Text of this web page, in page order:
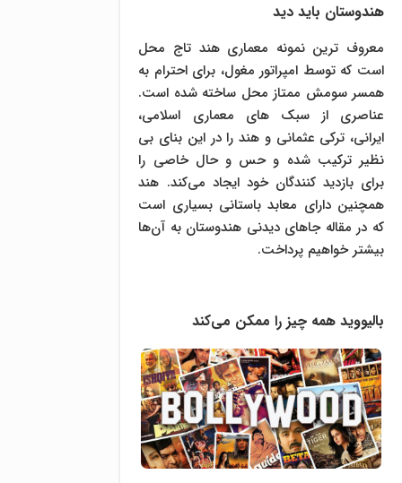
هندوستان باید دید
معروف ترین نمونه معماری هند تاج محل
است که توسط امپراتور مغول، برای احترام به
همسر سومش ممتاز محل ساخته شده است.
عناصری از سبک های معماری اسلامی،
ایرانی، ترکی عثمانی و هند را در این بنای بی
نظیر ترکیب شده و حس و حال خاصی را
برای بازدید کنندگان خود ایجاد می‌کند. هند
همچنین دارای معابد باستانی بسیاری است
که در مقاله جاهای دیدنی هندوستان به آن‌ها
بیشتر خواهیم پرداخت.
بالیووید همه چیز را ممکن می‌کند